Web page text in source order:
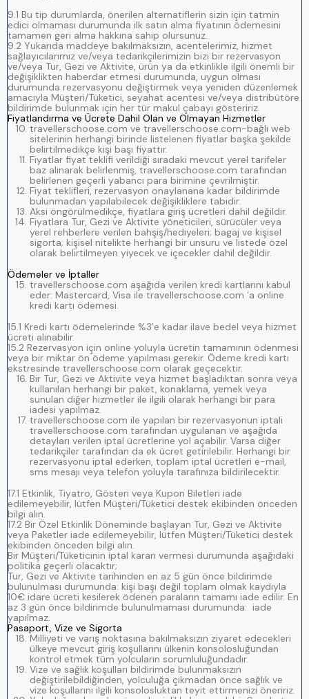
9.1 Bu tip durumlarda, önerilen alternatiflerin sizin için tatmin
edici olmaması durumunda ilk satın alma fiyatının ödemesini
tamamen geri alma hakkına sahip olursunuz.
9.2 Yukarıda maddeye bakılmaksızın, acentelerimiz, hizmet
sağlayıcılarımız ve/veya tedarikçilerimizin bizi bir rezervasyon
ve/veya Tur, Gezi ve Aktivite, ürün ya da etkinlikle ilgili önemli bir
değişiklikten haberdar etmesi durumunda, uygun olması
durumunda rezervasyonu değiştirmek veya yeniden düzenlemek
amacıyla Müşteri/Tüketici, seyahat acentesi ve/veya distribütöre
bildirimde bulunmak için her tür makul çabayı gösteririz.
Fiyatlandırma ve Ücrete Dahil Olan ve Olmayan Hizmetler
travellerschoose.com ve travellerschoose.com-bağlı web
sitelerinin herhangi birinde listelenen fiyatlar başka şekilde
belirtilmedikçe kişi başı fiyattır.
Fiyatlar fiyat teklifi verildiği sıradaki mevcut yerel tarifeler
baz alınarak belirlenmiş, travellerschoose.com tarafından
belirlenen geçerli yabancı para birimine çevrilmiştir.
Fiyat teklifleri, rezervasyon onaylanana kadar bildirimde
bulunmadan yapılabilecek değişikliklere tabidir.
Aksi öngörülmedikçe, fiyatlara giriş ücretleri dahil değildir.
Fiyatlara Tur, Gezi ve Aktivite yöneticileri, sürücüler veya
yerel rehberlere verilen bahşiş/hediyeleri; bagaj ve kişisel
sigorta; kişisel nitelikte herhangi bir unsuru ve listede özel
olarak belirtilmeyen yiyecek ve içecekler dahil değildir.
Ödemeler ve İptaller
travellerschoose.com aşağıda verilen kredi kartlarını kabul
eder: Mastercard, Visa ile travellerschoose.com ‘a online
kredi kartı ödemesi.
15.1 Kredi kartı ödemelerinde %3’e kadar ilave bedel veya hizmet
ücreti alınabilir.
15.2 Rezervasyon için online yoluyla ücretin tamamının ödenmesi
veya bir miktar ön ödeme yapılması gerekir. Ödeme kredi kartı
ekstresinde travellerschoose.com olarak geçecektir.
Bir Tur, Gezi ve Aktivite veya hizmet başladıktan sonra veya
kullanılan herhangi bir paket, konaklama, yemek veya
sunulan diğer hizmetler ile ilgili olarak herhangi bir para
iadesi yapılmaz.
travellerschoose.com ile yapılan bir rezervasyonun iptali
travellerschoose.com tarafından uygulanan ve aşağıda
detayları verilen iptal ücretlerine yol açabilir. Varsa diğer
tedarikçiler tarafından da ek ücret getirilebilir. Herhangi bir
rezervasyonu iptal ederken, toplam iptal ücretleri e-mail,
sms mesajı veya telefon yoluyla tarafınıza bildirilecektir.
17.1 Etkinlik, Tiyatro, Gösteri veya Kupon Biletleri iade
edilemeyebilir, lütfen Müşteri/Tüketici destek ekibinden önceden
bilgi alın.
17.2 Bir Özel Etkinlik Döneminde başlayan Tur, Gezi ve Aktivite
veya Paketler iade edilemeyebilir, lütfen Müşteri/Tüketici destek
ekibinden önceden bilgi alın.
Bir Müşteri/Tüketicinin iptal kararı vermesi durumunda aşağıdaki
politika geçerli olacaktır;
Tur, Gezi ve Aktivite tarihinden en az 5 gün önce bildirimde
bulunulması durumunda: kişi başı değil toplam olmak kaydıyla
10€ idare ücreti kesilerek ödenen paraların tamamı iade edilir. En
az 3 gün önce bildirimde bulunulmaması durumunda: iade
yapılmaz.
Pasaport, Vize ve Sigorta
Milliyeti ve varış noktasına bakılmaksızın ziyaret edecekleri
ülkeye mevcut giriş koşullarını ülkenin konsolosluğundan
kontrol etmek tüm yolcuların sorumluluğundadır.
Vize ve sağlık koşulları bildirimde bulunmaksızın
değiştirilebildiğinden, yolculuğa çıkmadan önce sağlık ve
vize koşullarını ilgili konsolosluktan teyit ettirmenizi öneririz.